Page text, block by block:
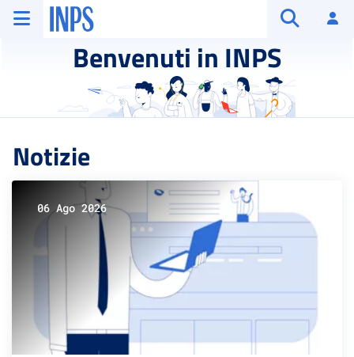
Vai al menu principale
Vai al contenuto principale
Vai al pie' di pagina
INPS ()
Benvenuti in INPS
Notizie
06 Ago 2026